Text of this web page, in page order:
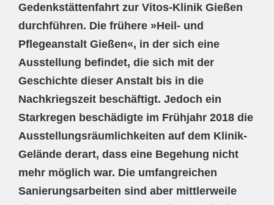
Gedenkstättenfahrt zur Vitos-Klinik Gießen
durchführen. Die frühere »Heil- und
Pflegeanstalt Gießen«, in der sich eine
Ausstellung befindet, die sich mit der
Geschichte dieser Anstalt bis in die
Nachkriegszeit beschäftigt. Jedoch ein
Starkregen beschädigte im Frühjahr 2018 die
Ausstellungsräumlichkeiten auf dem Klinik-
Gelände derart, dass eine Begehung nicht
mehr möglich war. Die umfangreichen
Sanierungsarbeiten sind aber mittlerweile